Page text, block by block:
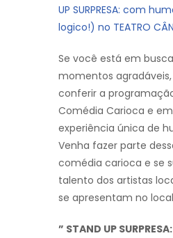
UP SURPRESA: com
logico!) no TEATRO
Se você está em
momentos
conferir a
Comédia Carioca e
experiência única de
Venha fazer parte
comédia carioca e se
talento dos artistas
se apresentam no
” STAND UP